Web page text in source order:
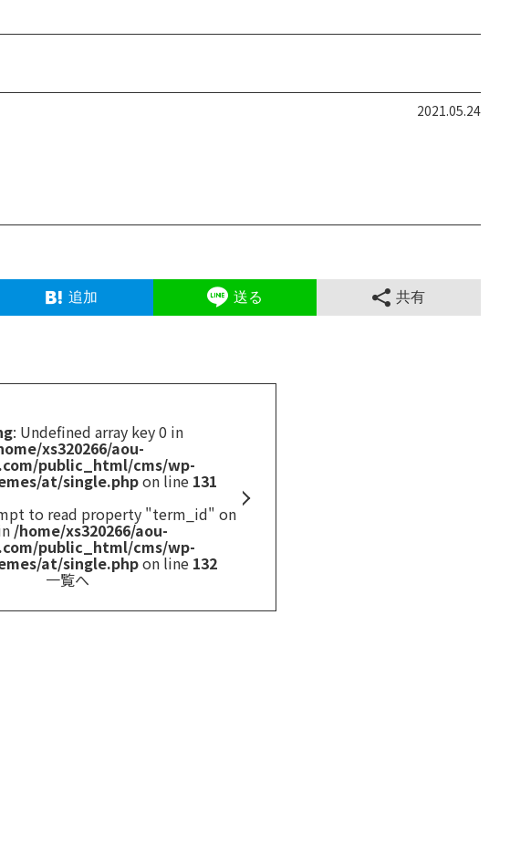
2021.05.24
追加 送る 共有
: Undefined array key 0 in
xs320266/aou-
public_html/cms/wp-
at/single.phpon line 131
to read property "term_id" on
/home/xs320266/aou-
public_html/cms/wp-
at/single.phpon line 132
一覧へ